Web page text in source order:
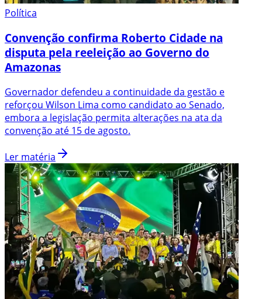
Política
Convenção confirma Roberto Cidade na
disputa pela reeleição ao Governo do
Amazonas
Governador defendeu a continuidade da gestão e
reforçou Wilson Lima como candidato ao Senado,
embora a legislação permita alterações na ata da
convenção até 15 de agosto.
Ler matéria